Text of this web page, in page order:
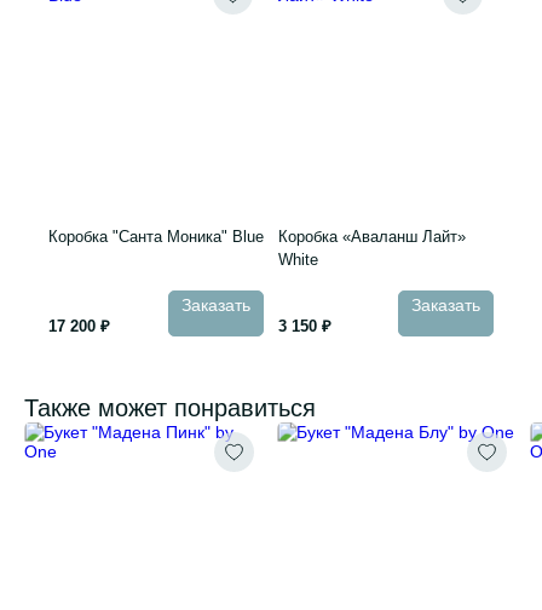
Коробка "Санта Моника" Blue
17 200 ₽
Заказать
Коробка «Аваланш Лайт»
White
3 150 ₽
Заказать
Также может понравиться